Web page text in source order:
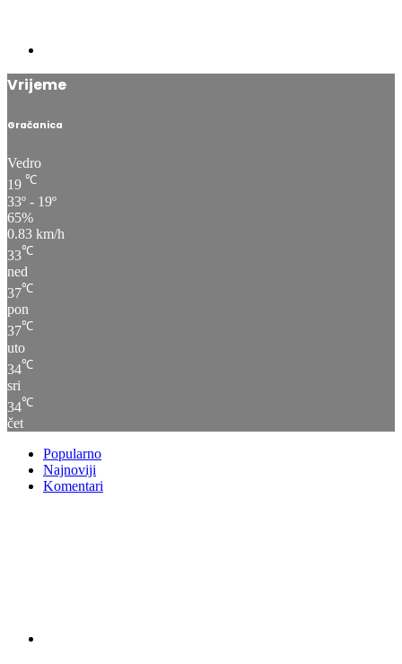
Vrijeme
Gračanica
Vedro
19 ℃
33º - 19º
65%
0.83 km/h
33℃
ned
37℃
pon
37℃
uto
34℃
sri
34℃
čet
Popularno
Najnoviji
Komentari